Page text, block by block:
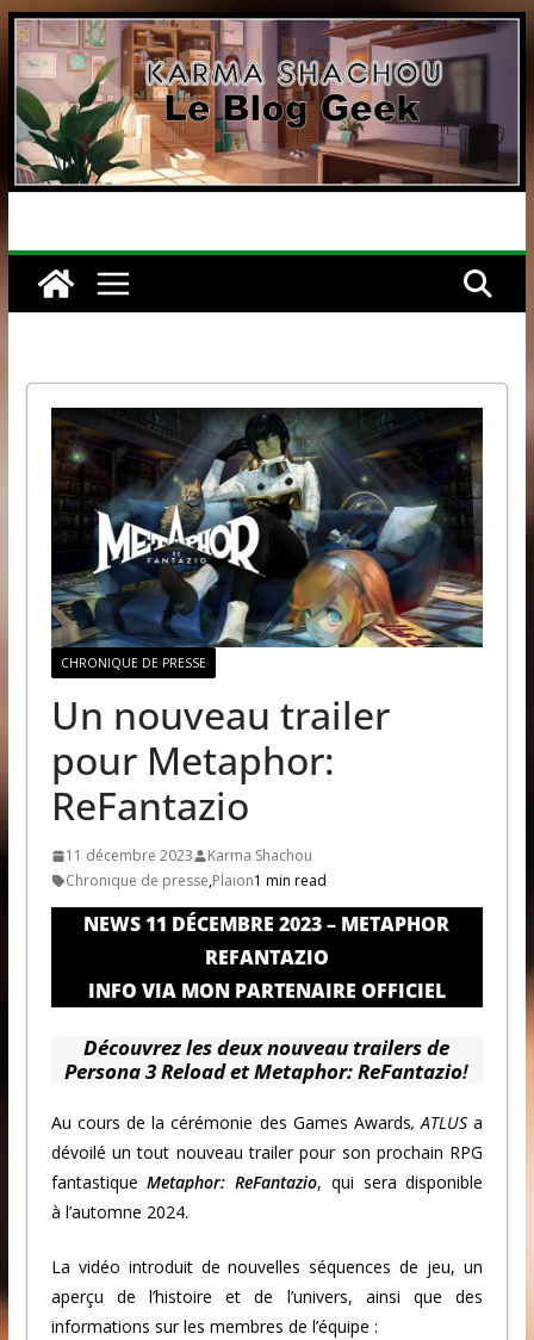
Passer
au
contenu
CHRONIQUE DE PRESSE
Un nouveau trailer
pour Metaphor:
ReFantazio
11 décembre 2023
Karma Shachou
Chronique de presse,Plaion1 min read
NEWS 11 DÉCEMBRE 2023 – METAPHOR
REFANTAZIO
INFO VIA MON PARTENAIRE OFFICIEL
Découvrez les deux nouveau trailers de
Persona 3 Reload et Metaphor: ReFantazio!
Au cours de la cérémonie des Games Awards, ATLUSa
dévoilé un tout nouveau trailer pour son prochain RPG
fantastiqueMetaphor: ReFantazio, qui sera disponible
à l’automne 2024.
La vidéo introduit de nouvelles séquences de jeu, un
aperçu de l’histoire et de l’univers, ainsi que des
informations sur les membres de l’équipe :